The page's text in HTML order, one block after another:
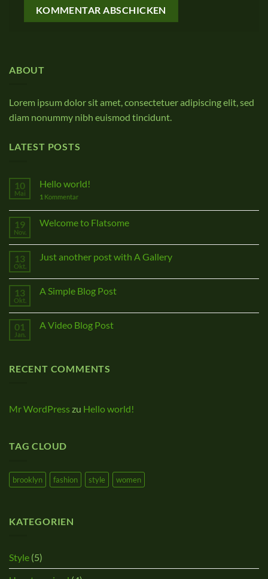
ABOUT
Lorem ipsum dolor sit amet, consectetuer adipiscing elit, sed
diam nonummy nibh euismod tincidunt.
LATEST POSTS
10
Mai
Hello world!
1 Kommentar
19
Nov.
Welcome to Flatsome
13
Okt.
Just another post with A Gallery
13
Okt.
A Simple Blog Post
01
Jan.
A Video Blog Post
RECENT COMMENTS
Mr WordPresszu Hello world!
TAG CLOUD
brooklyn fashion style women
KATEGORIEN
Style (5)